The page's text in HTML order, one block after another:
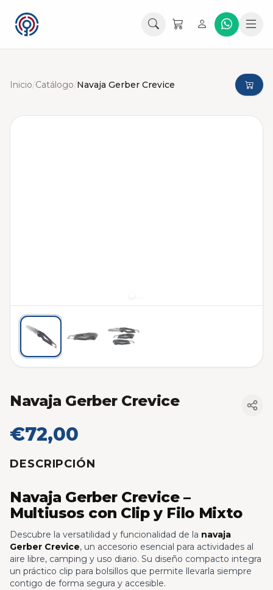
Inicio/Catálogo/Navaja Gerber Crevice
Navaja Gerber Crevice
€72,00
DESCRIPCIÓN
Navaja Gerber Crevice –
Multiusos con Clip y Filo Mixto
Descubre la versatilidad y funcionalidad de la navaja
Gerber Crevice, un accesorio esencial para actividades al
aire libre, camping y uso diario. Su diseño compacto integra
un práctico clip para bolsillos que permite llevarla siempre
contigo de forma segura y accesible.